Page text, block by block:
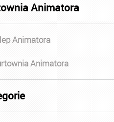
Animatora
Animatora
Animatora